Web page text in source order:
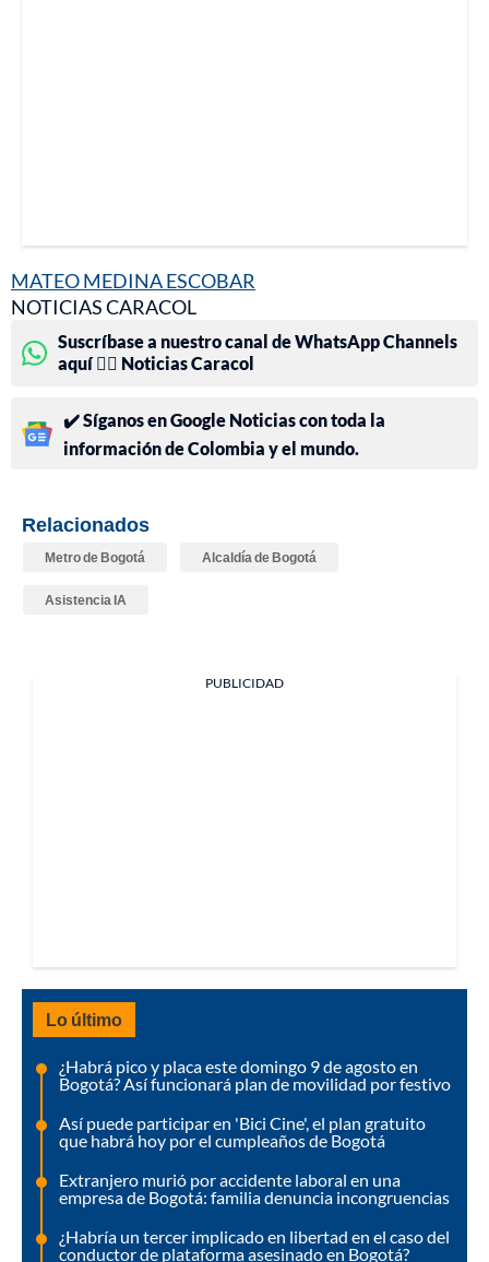
MATEO MEDINA ESCOBAR
NOTICIAS CARACOL
Suscríbase a nuestro canal de WhatsApp Channels
aquí 👉🏻 Noticias Caracol
✔️ Síganos en Google Noticias con toda la
información de Colombia y el mundo.
Relacionados
Metro de Bogotá Alcaldía de Bogotá
Asistencia IA
PUBLICIDAD
Lo último
¿Habrá pico y placa este domingo 9 de agosto en
Bogotá? Así funcionará plan de movilidad por festivo
Así puede participar en 'Bici Cine', el plan gratuito
que habrá hoy por el cumpleaños de Bogotá
Extranjero murió por accidente laboral en una
empresa de Bogotá: familia denuncia incongruencias
¿Habría un tercer implicado en libertad en el caso del
conductor de plataforma asesinado en Bogotá?